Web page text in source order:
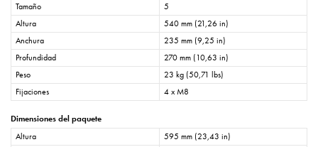
Tamaño
5
Altura
540 mm (21,26 in)
Anchura
235 mm (9,25 in)
Profundidad
270 mm (10,63 in)
Peso
23 kg (50,71 lbs)
Fijaciones
4 x M8
Dimensiones del paquete
Altura
595 mm (23,43 in)